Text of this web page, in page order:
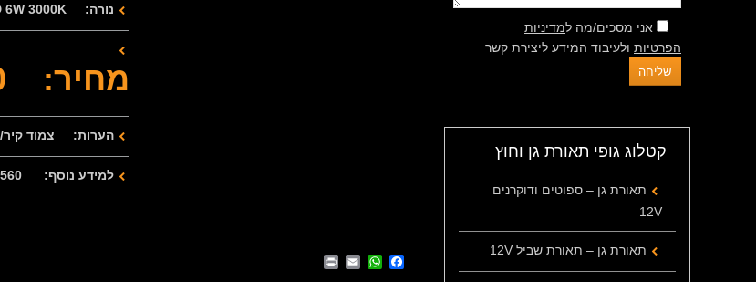
נורה: LED 6W 3000K
מחיר: 200 ש”ח
הערות: צמוד קיר/
למידע נוסף: 09-7602560 : 077-2122280
Facebook
WhatsApp
Email
אני מסכים/מה למדיניות
הפרטיות ולעיבוד המידע ליצירת קשר
קטלוג גופי תאורת גן וחוץ
תאורת גן – ספוטים ודוקרנים
12V
תאורת גן – תאורת שביל 12V